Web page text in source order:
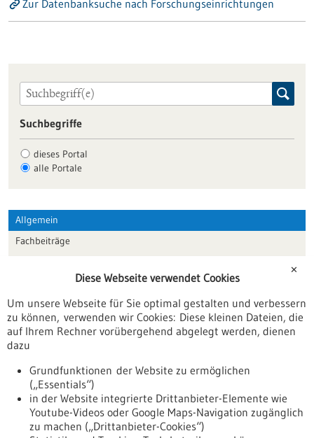
Zur Datenbanksuche nach Forschungseinrichtungen
Suchbegriffe
dieses Portal
alle Portale
Allgemein
Fachbeiträge
Veranstaltungen
Erscheinungsdatum
✕
Diese Webseite verwendet Cookies
Um unsere Webseite für Sie optimal gestalten und verbessern
zu können, verwenden wir Cookies: Diese kleinen Dateien, die
auf Ihrem Rechner vorübergehend abgelegt werden, dienen
dazu
Grundfunktionen der Website zu ermöglichen
(„Essentials“)
in der Website integrierte Drittanbieter-Elemente wie
Youtube-Videos oder Google Maps-Navigation zugänglich
zu machen („Drittanbieter-Cookies“)